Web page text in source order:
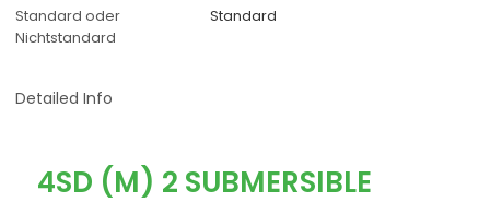
Standard oder
Nichtstandard
Standard
Detailed Info
4SD (M) 2 SUBMERSIBLE